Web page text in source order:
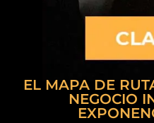
EL MAPA DE
NEGOCIO